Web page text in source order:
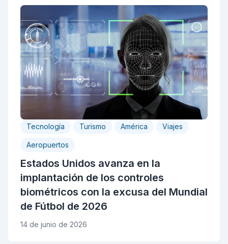
Tecnología Turismo América Viajes
Aeropuertos
Estados Unidos avanza en la
implantación de los controles
biométricos con la excusa del Mundial
de Fútbol de 2026
14 de junio de 2026